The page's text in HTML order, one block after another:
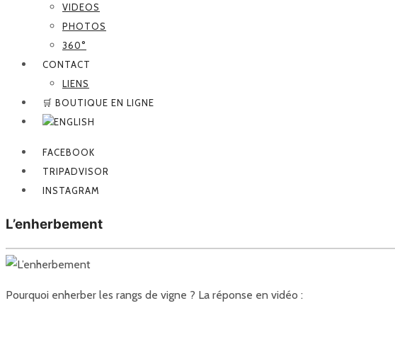
VIDEOS
PHOTOS
360°
CONTACT
LIENS
🛒 BOUTIQUE EN LIGNE
FACEBOOK
TRIPADVISOR
INSTAGRAM
L’enherbement
Pourquoi enherber les rangs de vigne ? La réponse en vidéo :